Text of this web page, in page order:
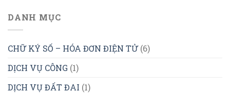
DANH MỤC
CHỮ KÝ SỐ – HÓA ĐƠN ĐIỆN TỬ(6)
DỊCH VỤ CÔNG (1)
DỊCH VỤ ĐẤT ĐAI (1)